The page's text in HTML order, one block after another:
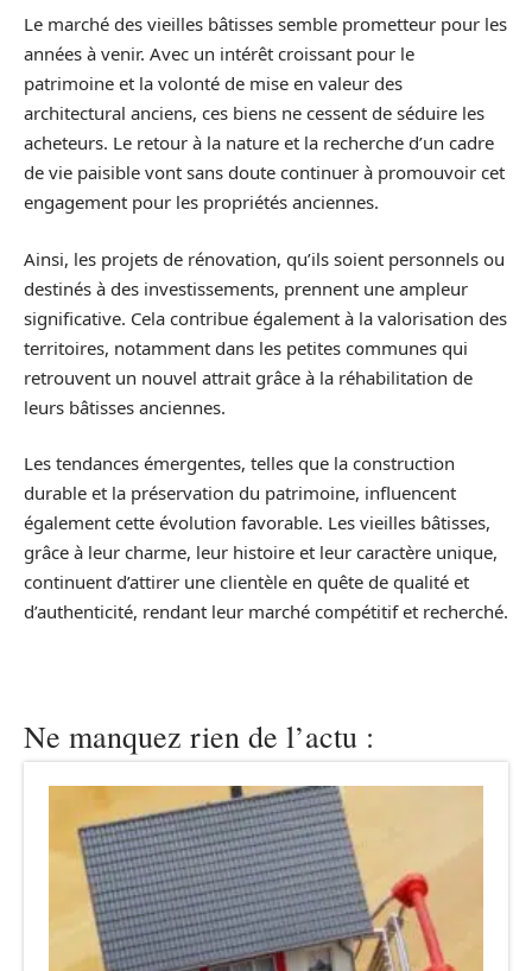
Le marché des vieilles bâtisses semble prometteur pour les
années à venir. Avec un intérêt croissant pour le
patrimoine et la volonté de mise en valeur des
architectural anciens, ces biens ne cessent de séduire les
acheteurs. Le retour à la nature et la recherche d’un cadre
de vie paisible vont sans doute continuer à promouvoir cet
engagement pour les propriétés anciennes.
Ainsi, les projets de rénovation, qu’ils soient personnels ou
destinés à des investissements, prennent une ampleur
significative. Cela contribue également à la valorisation des
territoires, notamment dans les petites communes qui
retrouvent un nouvel attrait grâce à la réhabilitation de
leurs bâtisses anciennes.
Les tendances émergentes, telles que la construction
durable et la préservation du patrimoine, influencent
également cette évolution favorable. Les vieilles bâtisses,
grâce à leur charme, leur histoire et leur caractère unique,
continuent d’attirer une clientèle en quête de qualité et
d’authenticité, rendant leur marché compétitif et recherché.
Ne manquez rien de l’actu :